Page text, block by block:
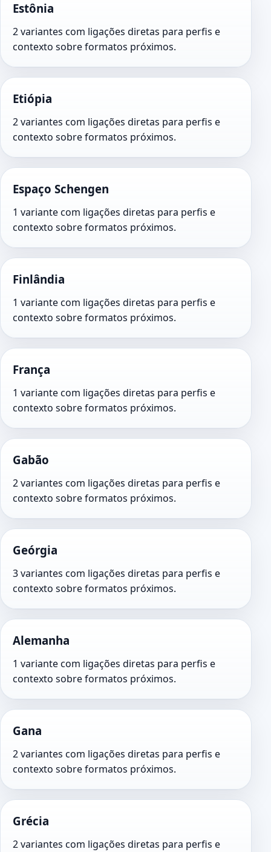
Estônia
2 variantes com ligações diretas para perfis e
contexto sobre formatos próximos.
Etiópia
2 variantes com ligações diretas para perfis e
contexto sobre formatos próximos.
Espaço Schengen
1 variante com ligações diretas para perfis e
contexto sobre formatos próximos.
Finlândia
1 variante com ligações diretas para perfis e
contexto sobre formatos próximos.
França
1 variante com ligações diretas para perfis e
contexto sobre formatos próximos.
Gabão
2 variantes com ligações diretas para perfis e
contexto sobre formatos próximos.
Geórgia
3 variantes com ligações diretas para perfis e
contexto sobre formatos próximos.
Alemanha
1 variante com ligações diretas para perfis e
contexto sobre formatos próximos.
Gana
2 variantes com ligações diretas para perfis e
contexto sobre formatos próximos.
Grécia
2 variantes com ligações diretas para perfis e